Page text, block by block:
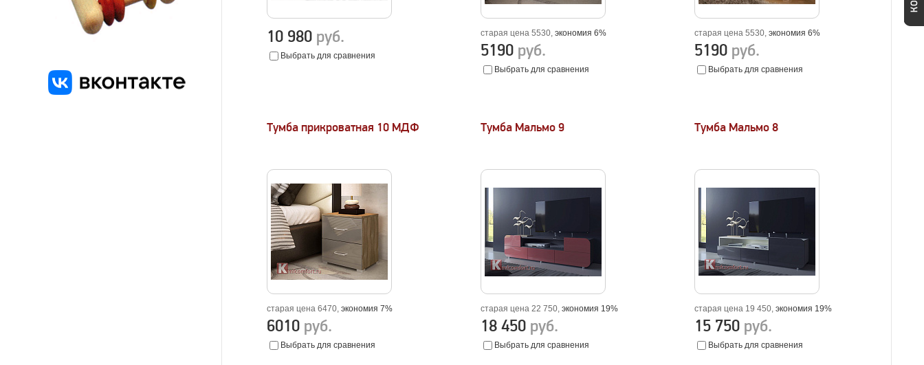
10 980 руб.
Выбрать для сравнения
старая цена 5530,экономия 6%
5190 руб.
Выбрать для сравнения
старая цена 5530,экономия 6%
5190 руб.
Выбрать для сравнения
Тумба прикроватная 10 МДФ
старая цена 6470,экономия 7%
6010 руб.
Выбрать для сравнения
Тумба Мальмо 9
старая цена 22 750,экономия 19%
18 450 руб.
Выбрать для сравнения
Тумба Мальмо 8
старая цена 19 450,экономия 19%
15 750 руб.
Выбрать для сравнения